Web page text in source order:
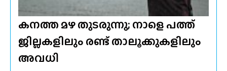
കനത്ത മഴ തുടരുന്നു; നാളെ പത്ത്
ജില്ലകളിലും രണ്ട് താലൂക്കുകളിലും
അവധി